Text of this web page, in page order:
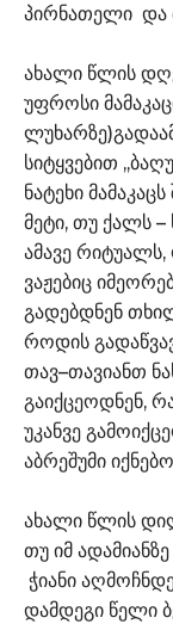
პირნათელი და
ახალი წლის
უფროსი
სიტყვებით
ნატეხი
მეტი, თუ ქალს –
ამავე
ვაჟებიც
გადებდნენ
როდის
თავ–თავიანთ
გაიქცეოდნენ,
უკანვე
აბრეშუმი
ახალი წლის
თუ იმ
ჭიანი
დამდეგი წელი